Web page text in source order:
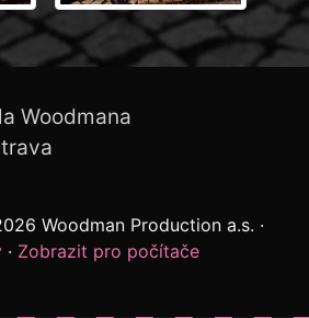
Woodmana
Woodman Production a.s. ·
· Zobrazit pro počítače